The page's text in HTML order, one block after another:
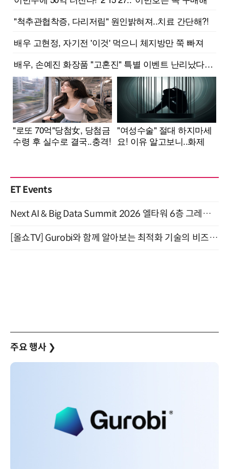
ET Events
Next AI & Big Data Summit 2026 엘타워 6층 그레이스홀 개최 (9/18)
[올쇼TV] Gurobi와 함께 알아보는 최적화 기술의 비즈니스 활용 (8월 20일 생방송)
주요 행사 ❯